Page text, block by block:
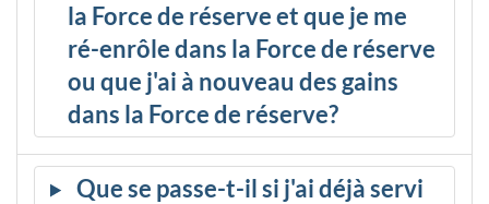
la Force de réserve et que je me
ré-enrôle dans la Force de réserve
ou que j'ai à nouveau des gains
dans la Force de réserve?
Que se passe-t-il si j'ai déjà servi